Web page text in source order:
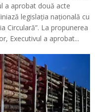
a aprobat două acte
legislația națională cu
Circulară”. La propunerea
Executivul a aprobat...